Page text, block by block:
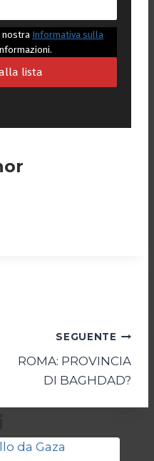
nostra Informativa sulla
SEGUENTE
ROMA: PROVINCIA
DI BAGHDAD?